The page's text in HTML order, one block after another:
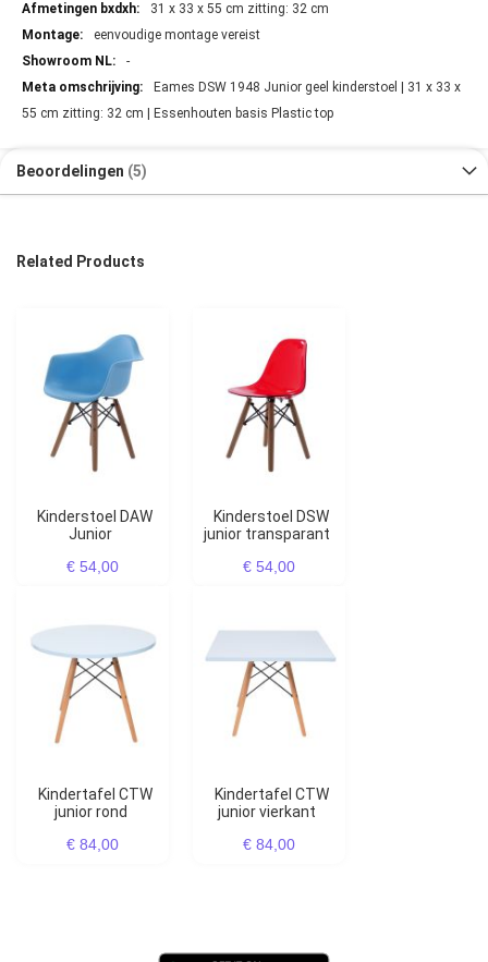
31 x 33 x 55 cm zitting: 32 cm
eenvoudige montage vereist
-
Eames DSW 1948 Junior geel kinderstoel | 31 x 33 x
55 cm zitting: 32 cm | Essenhouten basis Plastic top
Beoordelingen 5
Related Products
Kinderstoel DAW
Junior
€ 54,00
Kinderstoel DSW
junior transparant
€ 54,00
Kindertafel CTW
junior rond
€ 84,00
Kindertafel CTW
junior vierkant
€ 84,00